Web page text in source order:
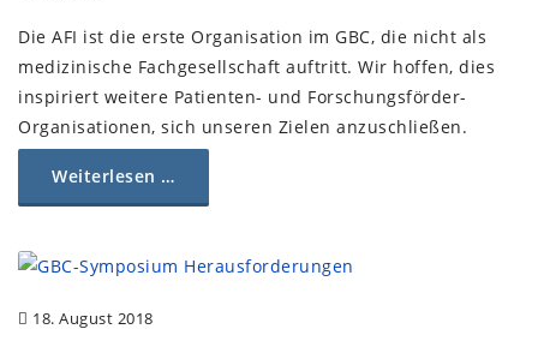
Die AFI ist die erste Organisation im GBC, die nicht als
medizinische Fachgesellschaft auftritt. Wir hoffen, dies
inspiriert weitere Patienten- und Forschungsförder-
Organisationen, sich unseren Zielen anzuschließen.
Weiterlesen …
18. August 2018